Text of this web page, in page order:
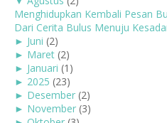
Menghidupkan Kembali Pesan
Dari Cerita Bulus Menuju
► Juni (2)
► Maret (2)
► Januari (1)
► 2025 (23)
► Desember (2)
► November (3)